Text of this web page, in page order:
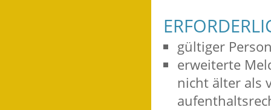
gültiger
erweiterte
nicht älter als